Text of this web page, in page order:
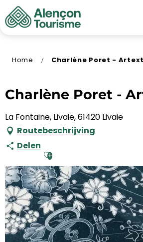
Aller
au
contenu
Home Charlène Poret -
Charlène Poret -
La Fontaine, Livaie, 61420 Livaie
Routebeschrijving
Delen Ajouter aux favoris